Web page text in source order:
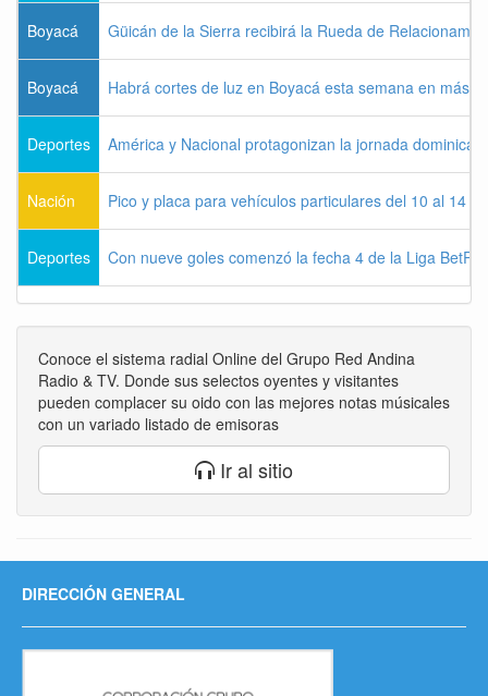
Boyacá Güicán de la Sierra recibirá la Rueda de
Boyacá Habrá cortes de luz en Boyacá esta semana en más
Deportes América y Nacional protagonizan la jornada dominical
Nación Pico y placa para vehículos particulares del 10 al 14
Deportes Con nueve goles comenzó la fecha 4 de la Liga
Conoce el sistema radial Online del Grupo Red Andina
Radio & TV. Donde sus selectos oyentes y visitantes
pueden complacer su oido con las mejores notas músicales
con un variado listado de emisoras
Ir al sitio
DIRECCIÓN GENERAL